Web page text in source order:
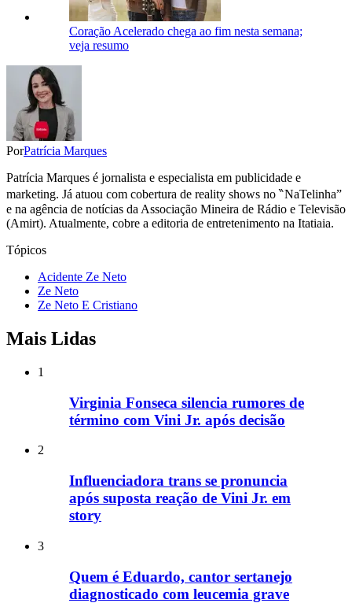
Coração Acelerado chega ao fim nesta semana;
veja resumo
PorPatrícia Marques
Patrícia Marques é jornalista e especialista em publicidade e
marketing. Já atuou com cobertura de reality shows no ‶NaTelinha”
e na agência de notícias da Associação Mineira de Rádio e Televisão
(Amirt). Atualmente, cobre a editoria de entretenimento na Itatiaia.
Tópicos
Acidente Ze Neto
Ze Neto
Ze Neto E Cristiano
Mais Lidas
1
Virginia Fonseca silencia rumores de
término com Vini Jr. após decisão
2
Influenciadora trans se pronuncia
após suposta reação de Vini Jr. em
story
3
Quem é Eduardo, cantor sertanejo
diagnosticado com leucemia grave